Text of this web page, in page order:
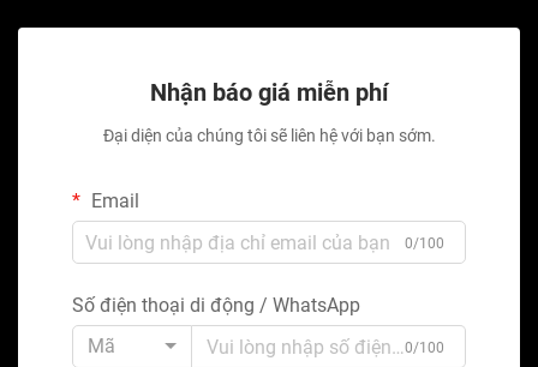
Nhận báo giá miễn phí
Đại diện của chúng tôi sẽ liên hệ với bạn sớm.
Email
0/100
Số điện thoại di động / WhatsApp
Mã
0/100